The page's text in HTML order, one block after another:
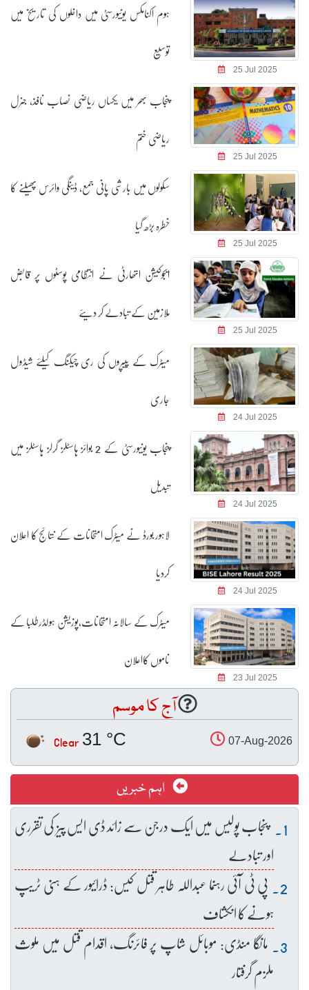
25 Jul 2025
ہوم اکنامکس یونیورسٹی میں داخلوں کی تاریخ میں
توسیع
25 Jul 2025
پنجاب بھر میں یکساں ریاضی نصاب نافذ، جنرل
ریاضی ختم
25 Jul 2025
سکولوں میں بارشی پانی جمع، ڈینگی وائرس پھیلنے کا
خطرہ بڑھ گیا
25 Jul 2025
ایجوکیشن اتھارٹی نے انتظامی پوسٹوں پر قابض
ملازمین کے تبادلے کر دیئے
24 Jul 2025
میٹرک کے پیپروں کی ری چیکنگ کیلئے شیڈول
جاری
24 Jul 2025
پنجاب یونیورسٹی کے 2 بوائز ہاسٹلز گرلز ہاسٹلز میں
تبدیل
24 Jul 2025
لاہور بورڈ نے میٹرک امتحانات کے نتائج کا اعلان
کردیا
23 Jul 2025
میٹرک کے سالانہ امتحانات،پوزیشن ہولڈرطلبا کے
ناموں کااعلان
آج کا موسم
07-Aug-2026
31 °C
Clear
اہم خبریں
پنجاب پولیس میں ایک درجن سے زائد ڈی ایس پیز کی تقرری
اور تبادلے
پی ٹی آئی رہنما عبداللہ طاہر قتل کیس: ڈرائیور کے ہنی ٹریپ
ہونے کا انکشاف
مانگا منڈی: موبائل شاپ پر فائرنگ، اقدام قتل میں ملوث
ملزم گرفتار